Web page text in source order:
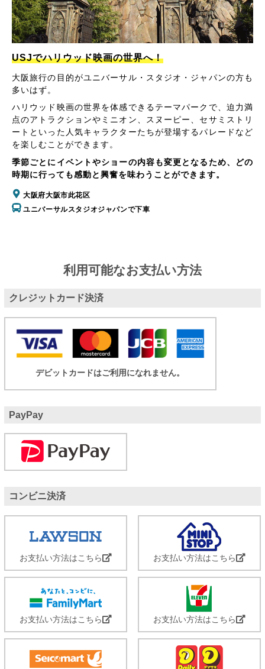
USJでハリウッド映画の世界へ！
大阪旅行の目的がユニバーサル・スタジオ・ジャパンの方も
多いはず。
ハリウッド映画の世界を体感できるテーマパークで、迫力満
点のアトラクションやミニオン、スヌーピー、セサミストリ
ートといった人気キャラクターたちが登場するパレードなど
を楽しむことができます。
季節ごとにイベントやショーの内容も変更となるため、どの
時期に行っても感動と興奮を味わうことができます。
大阪府大阪市此花区
ユニバーサルスタジオジャパンで下車
利用可能なお支払い方法
クレジットカード決済
デビットカードはご利用になれません。
PayPay
コンビニ決済
お支払い方法はこちら お支払い方法はこちら
お支払い方法はこちら お支払い方法はこちら